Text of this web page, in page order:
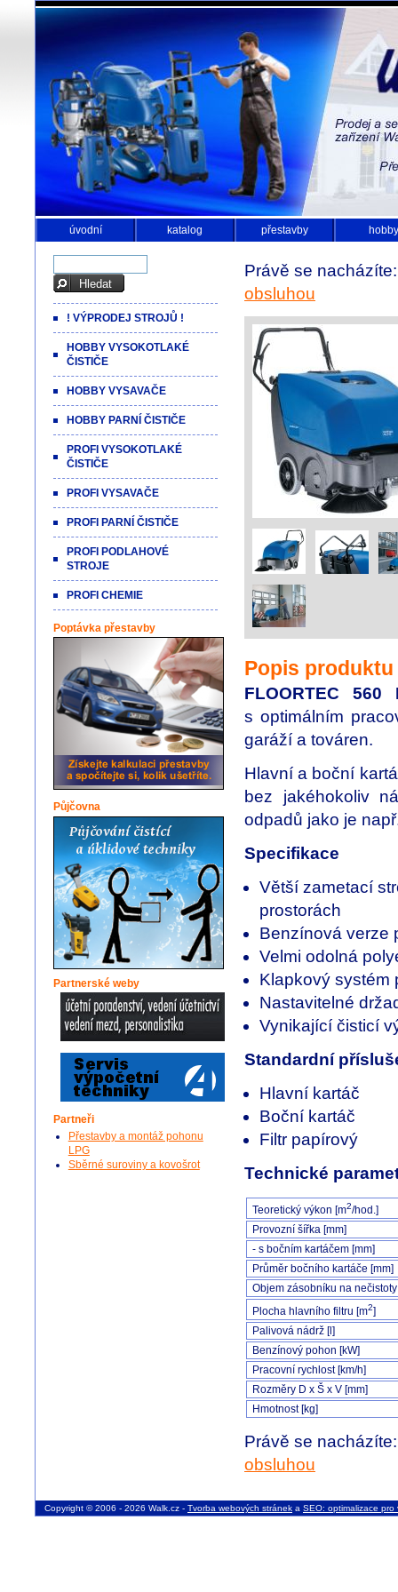
úvodní katalog přestavby hobby
Právě se
obsluhou
Popis produktu
FLOORTEC 560
s optimálním
garáží a továren.
Hlavní a boční
bez jakéhokoliv
odpadů jako je
Specifikace
Větší zametací
prostorách
Benzínová verze
Velmi odolná
Klapkový systém
Nastavitelné
Vynikající čisticí
Standardní
Hlavní kartáč
Boční kartáč
Filtr papírový
Technické
Teoretický výkon [m2/hod.]
Provozní šířka [mm]
- s bočním kartáčem [mm]
Průměr bočního kartáče [mm]
Objem zásobníku na
Plocha hlavního filtru [m2]
Palivová nádrž [l]
Benzínový pohon [kW]
Pracovní rychlost [km/h]
Rozměry D x Š x V [mm]
Hmotnost [kg]
Právě se
obsluhou
! VÝPRODEJ STROJŮ !
HOBBY VYSOKOTLAKÉ
ČISTIČE
HOBBY VYSAVAČE
HOBBY PARNÍ ČISTIČE
PROFI VYSOKOTLAKÉ
ČISTIČE
PROFI VYSAVAČE
PROFI PARNÍ ČISTIČE
PROFI PODLAHOVÉ
STROJE
PROFI CHEMIE
Poptávka přestavby
Půjčovna
Partnerské weby
Partneři
Přestavby a montáž pohonu
LPG
Sběrné suroviny a kovošrot
Copyright © 2006 - 2026 Walk.cz - Tvorba webových stránek a SEO: optimalizace pro